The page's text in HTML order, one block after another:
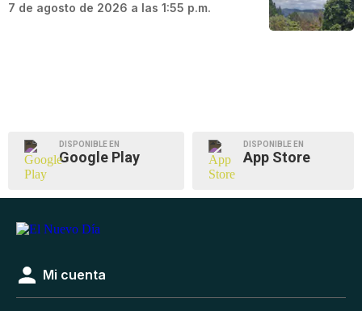
7 de agosto de 2026 a las 1:55 p.m.
DISPONIBLE EN
Google Play
DISPONIBLE EN
App Store
Mi cuenta